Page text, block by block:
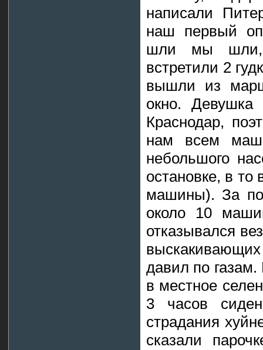
написали
наш первый
шли мы шли,
встретили 2
вышли из
окно. Девушка
Краснодар,
нам всем
небольшого
остановке, в
машины). За
около 10
отказывался
давил по
в местное
3 часов
страдания
сказали